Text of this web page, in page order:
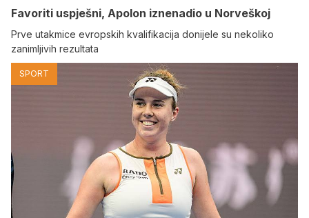
Favoriti uspješni, Apolon iznenadio u Norveškoj
Prve utakmice evropskih kvalifikacija donijele su nekoliko
zanimljivih rezultata
SPORT